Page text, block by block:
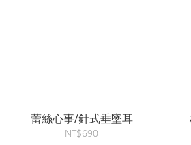
蕾絲心事/針式垂墜耳
NT$690